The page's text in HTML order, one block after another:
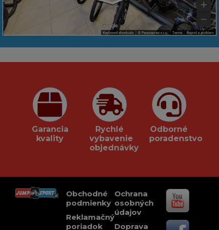
Garancia
kvality
Rychlé
vybavenie
objednávky
Odborné
poradenstvo
Obchodné
podmienky
Reklamačný
poriadok
Ochrana
osobných
údajov
Doprava